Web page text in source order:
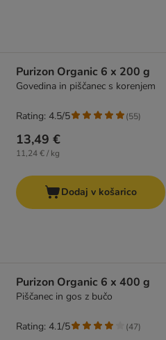
Purizon Organic 6 x 200 g
Govedina in piščanec s korenjem
13,49 €
11,24 € / kg
Rating: 4.5/5 (55)
Dodaj v košarico
Purizon Organic 6 x 400 g
Piščanec in gos z bučo
Rating: 4.1/5 (47)